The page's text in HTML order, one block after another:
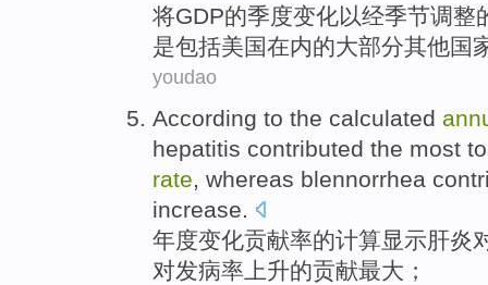
将GDP的季度变化以经季节调整
是包括美国在内的大部分其他国
youdao
According to the calculated
hepatitis contributed the most to
rate, whereas blennorrhea
increase.
年度变化贡献率的计算显示肝炎
对发病率上升的贡献最大；